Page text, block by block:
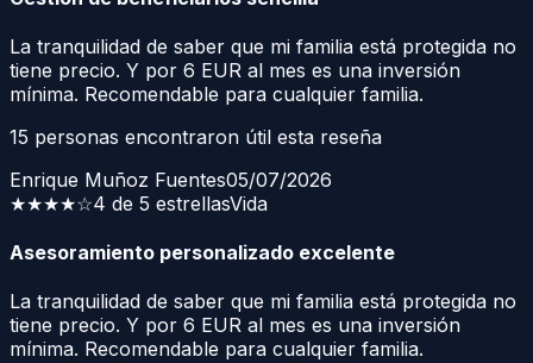
La tranquilidad de saber que mi familia está protegida no
tiene precio. Y por 6 EUR al mes es una inversión
mínima. Recomendable para cualquier familia.
15 personas encontraron útil esta reseña
Enrique Muñoz Fuentes05/07/2026
★★★★☆4 de 5 estrellasVida
Asesoramiento personalizado excelente
La tranquilidad de saber que mi familia está protegida no
tiene precio. Y por 6 EUR al mes es una inversión
mínima. Recomendable para cualquier familia.